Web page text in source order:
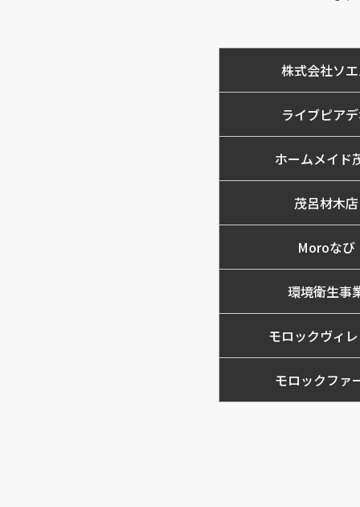
株式会社ソ
ライブピア
ホームメイド
茂呂材木店
Moroなび
環境衛生事
モロックヴィ
モロックファ